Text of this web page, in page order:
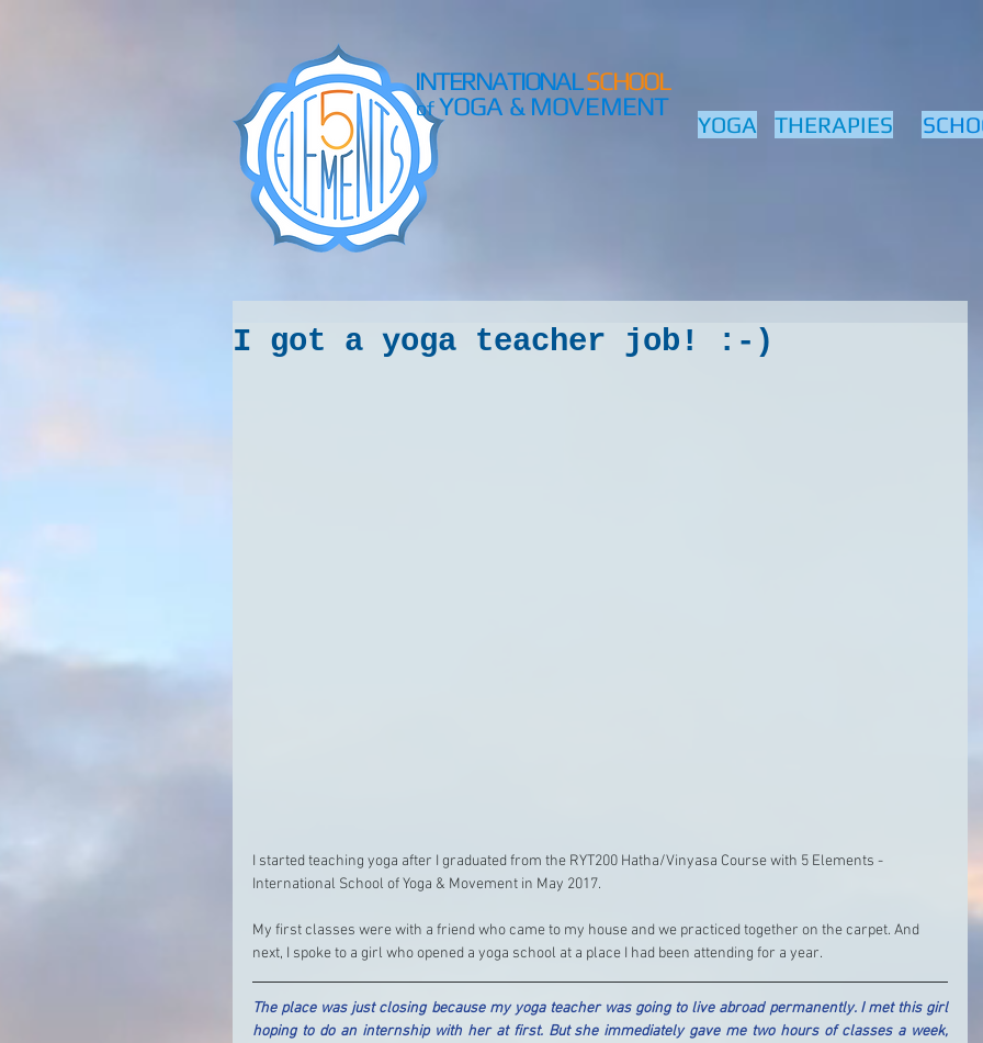
INTERNATIONALSCHOOL
ofYOGA & MOVEMENT
YOGA THERAPIES
I got a yoga teacher job! :-)
I started teaching yoga after I graduated from the RYT200 Hatha/Vinyasa Course with 5 Elements -
International School of Yoga & Movement in May 2017.
My first classes were with a friend who came to my house and we practiced together on the carpet. And
next, I spoke to a girl who opened a yoga school at a place I had been attending for a year.
The place was just closing because my yoga teacher was going to live abroad permanently. I met this girl
hoping to do an internship with her at first. But she immediately gave me two hours of classes a week,